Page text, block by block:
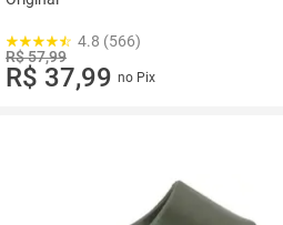
4.8 (566)
R$ 57,99
R$ 37,99 no Pix